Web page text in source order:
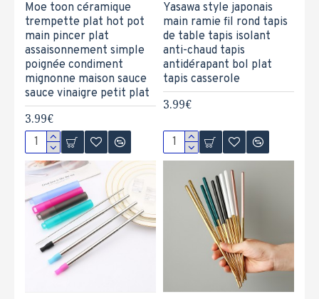
Moe toon céramique
trempette plat hot pot
main pincer plat
assaisonnement simple
poignée condiment
mignonne maison sauce
sauce vinaigre petit plat
3.99€
Yasawa style japonais
main ramie fil rond tapis
de table tapis isolant
anti-chaud tapis
antidérapant bol plat
tapis casserole
3.99€